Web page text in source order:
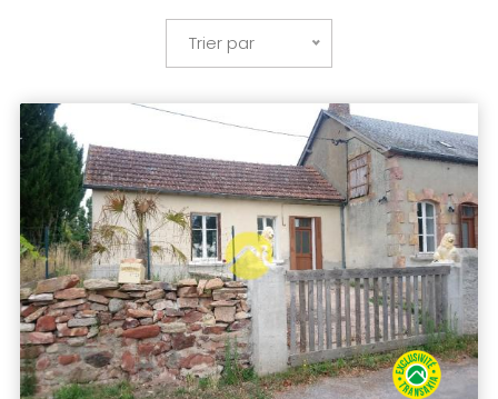
Trier par